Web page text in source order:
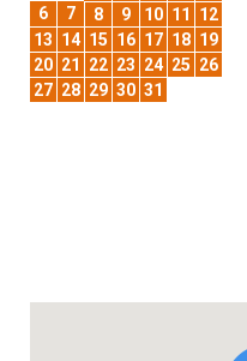
6
7 8 9 10 11
12
13 14 15 16 17 18 19
20 21 22 23 24 25 26
27 28 29 30 31